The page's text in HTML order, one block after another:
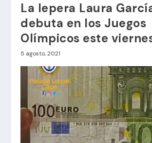
La lepera Laura
debuta en los Juegos
Olímpicos este
5 agosto, 2021